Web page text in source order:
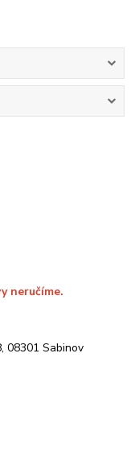
neručíme.
08301 Sabinov